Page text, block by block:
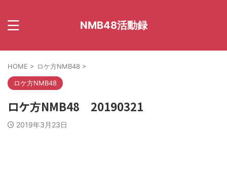
NMB48活動録
HOME > ロケ方NMB48 >
ロケ方NMB48
ロケ方NMB48 20190321
2019年3月23日